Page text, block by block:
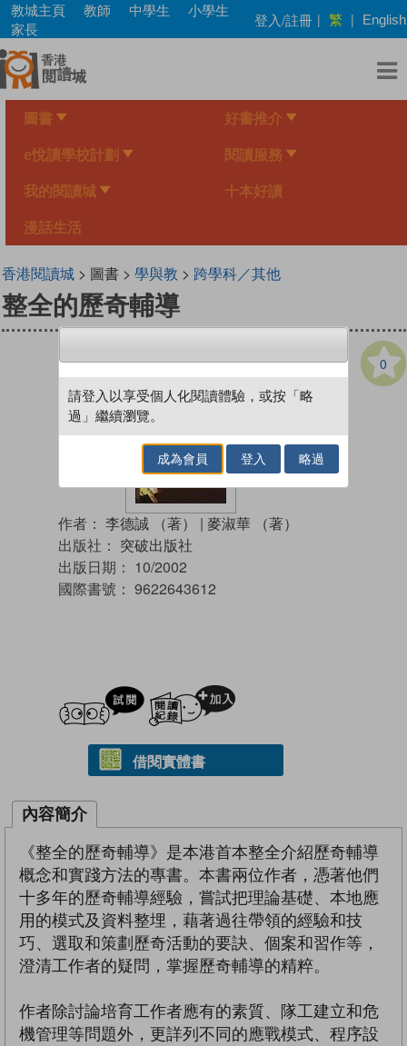
Skip
main
content
教城主頁 教師 中學生
小學生
家長
登入/註冊 | 繁 | English
圖書 好書推介
e悅讀學校計劃 閱讀服務
我的閱讀城 十本好讀
漫話生活
香港閱讀城> 圖書 > 學與教 > 跨學科／其他
整全的歷奇輔導
0
作者： 李德誠 （著） | 麥淑華 （著）
出版社： 突破出版社
出版日期： 10/2002
國際書號： 9622643612
試閲
借閱實體書
內容簡介
《整全的歷奇輔導》是本港首本整全介紹歷奇輔導
概念和實踐方法的專書。本書兩位作者，憑著他們
十多年的歷奇輔導經驗，嘗試把理論基礎、本地應
用的模式及資料整埋，藉著過往帶領的經驗和技
巧、選取和策劃歷奇活動的要訣、個案和習作等，
澄清工作者的疑問，掌握歷奇輔導的精粹。
作者除討論培育工作者應有的素質、隊工建立和危
機管理等問題外，更詳列不同的應戰模式、程序設
請登入以享受個人化閱讀體驗，或按「略
過」繼續瀏覽。
成為會員 登入 略過